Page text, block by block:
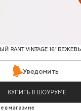
RANT VINTAGE 16"
Уведомить
КУПИТЬ В ШОУРУМЕ
в магазине